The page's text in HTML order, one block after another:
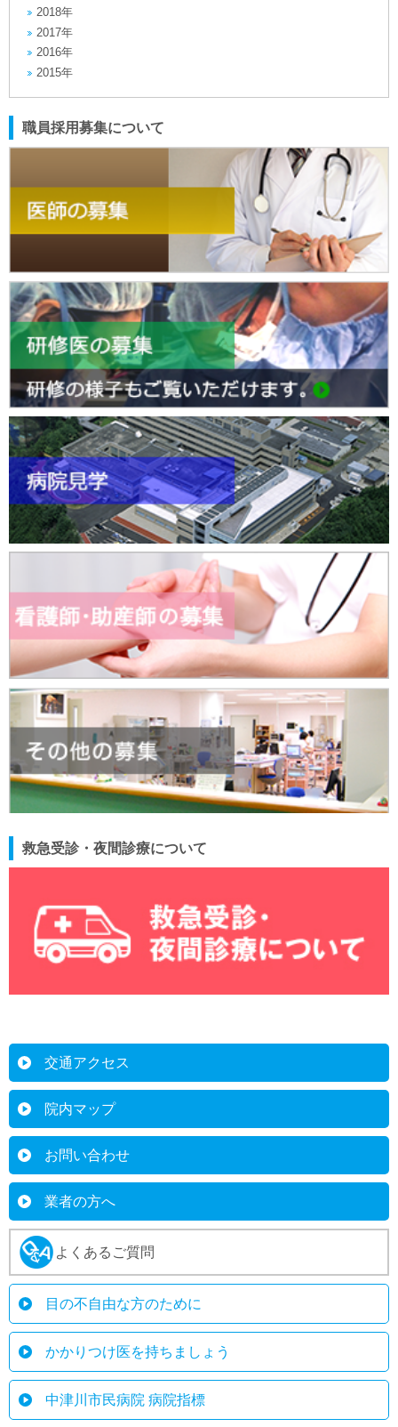
2018年
2017年
2016年
2015年
職員採用募集について
救急受診・夜間診療について
交通アクセス
院内マップ
お問い合わせ
業者の方へ
よくあるご質問
目の不自由な方のために
かかりつけ医を持ちましょう
中津川市民病院 病院指標